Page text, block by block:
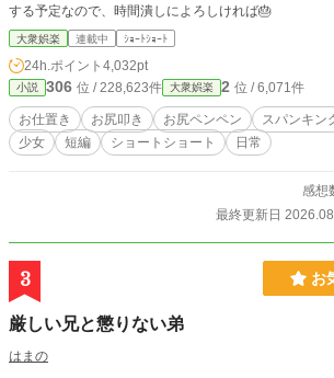
する予定なので、時間潰しによろしければ🎂
大衆娯楽 連載中 ｼｮｰﾄｼｮｰﾄ
24h.ポイント 4,032pt
小説 306 位 / 228,623件 大衆娯楽 2 位 / 6,071件
お仕置き お尻叩き お尻ペンペン スパンキン
少女
短編 ショートショート 日常
感想
最終更新日
3 お
厳しい兄と懲りない弟
はまの